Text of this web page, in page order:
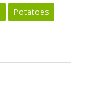
Potatoes